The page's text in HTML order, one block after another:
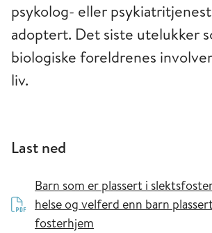
psykolog- eller
adoptert. Det siste utelukker
biologiske foreldrenes
liv.
Last ned
Barn som er plassert i
helse og velferd enn barn
fosterhjem